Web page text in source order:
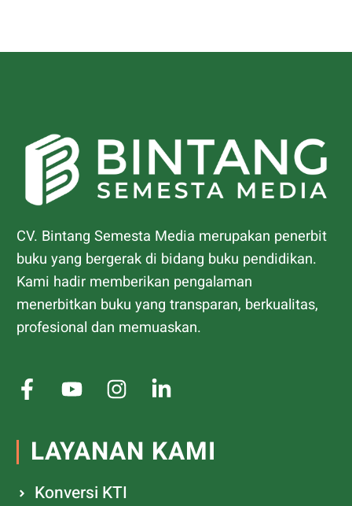
CV. Bintang Semesta Media merupakan penerbit
buku yang bergerak di bidang buku pendidikan.
Kami hadir memberikan pengalaman
menerbitkan buku yang transparan, berkualitas,
profesional dan memuaskan.
LAYANAN KAMI
Konversi KTI